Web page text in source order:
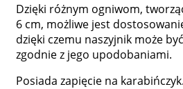
Dzięki różnym ogniwom,
6 cm, możliwe jest
dzięki czemu naszyjnik może
zgodnie z jego upodobaniami.
Posiada zapięcie na karabińczyk.